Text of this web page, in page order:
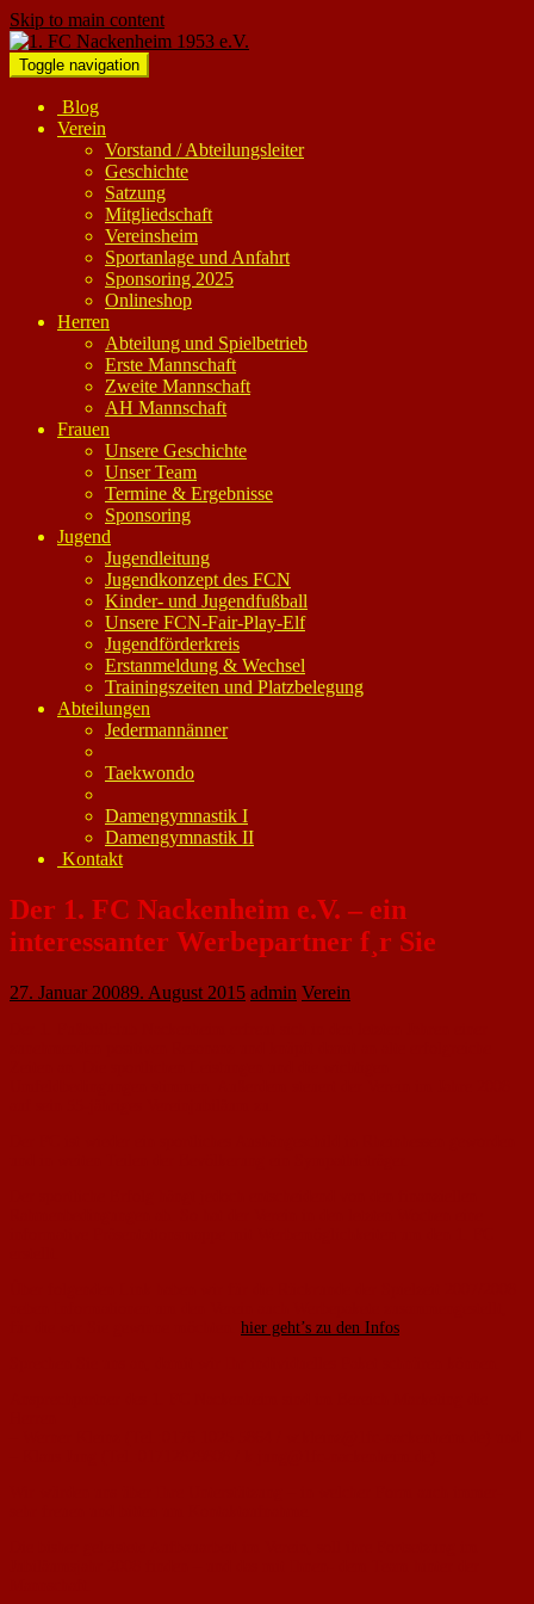
Skip to main content
Toggle navigation
Blog
Verein
Vorstand / Abteilungsleiter
Geschichte
Satzung
Mitgliedschaft
Vereinsheim
Sportanlage und Anfahrt
Sponsoring 2025
Onlineshop
Herren
Abteilung und Spielbetrieb
Erste Mannschaft
Zweite Mannschaft
AH Mannschaft
Frauen
Unsere Geschichte
Unser Team
Termine & Ergebnisse
Sponsoring
Jugend
Jugendleitung
Jugendkonzept des FCN
Kinder- und Jugendfußball
Unsere FCN-Fair-Play-Elf
Jugendförderkreis
Erstanmeldung & Wechsel
Trainingszeiten und Platzbelegung
Abteilungen
Jedermannänner
Taekwondo
Damengymnastik I
Damengymnastik II
Kontakt
Der 1. FC Nackenheim e.V. – ein
interessanter Werbepartner f¸r Sie
27. Januar 20089. August 2015 admin Verein
hier geht’s zu den Infos